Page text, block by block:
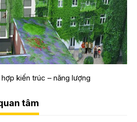
kiến trúc – năng lượng
tâm